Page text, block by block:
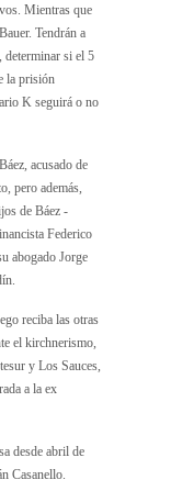
Mientras que
Tendrán a
determinar si el 5
la prisión
K seguirá o no
acusado de
pero además,
de Báez -
Federico
abogado Jorge
reciba las otras
el kirchnerismo,
y Los Sauces,
a la ex
desde abril de
Casanello.